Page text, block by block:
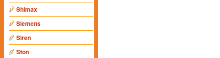
Shimax
Siemens
Siren
Ston